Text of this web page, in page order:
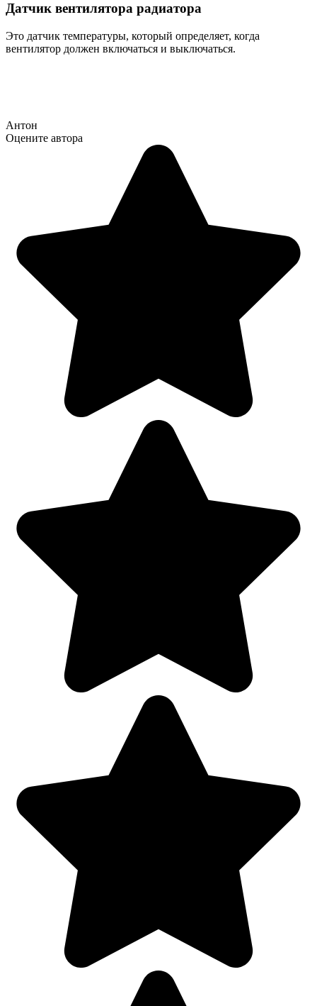
Датчик вентилятора радиатора
Это датчик температуры, который определяет, когда
вентилятор должен включаться и выключаться.
Антон
Оцените автора